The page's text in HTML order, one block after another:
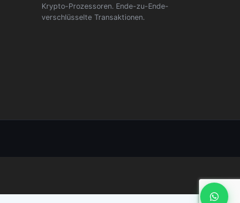
Krypto-Prozessoren. Ende-zu-Ende-
verschlüsselte Transaktionen.